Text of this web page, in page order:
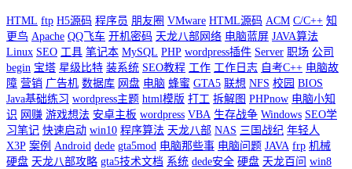
HTML ftp H5源码 程序员 朋友圈 VMware HTML源码 ACM C/C++ 知
更鸟 Apache QQ飞车 开机密码 天龙八部网络 电脑蓝屏 JAVA算法
Linux SEO 工具 笔记本 MySQL PHP wordpress插件 Server 职场 公司
begin 宝塔 星级比特 装系统 SEO教程 工作 工作日志 自考C++ 电脑故
障 营销 广告机 数据库 网盘 电脑 蜂蜜 GTA5 联想 NFS 校园 BIOS
Java基础练习 wordpress主题 html模版 打工 拆解图 PHPnow 电脑小知
识 网赚 游戏想法 安卓主板 wordpress VBA 生存战争 Windows SEO学
习笔记 快速启动 win10 程序算法 天龙八部 NAS 三国战纪 年轻人
X3P 案例 Android dede gta5mod 电脑那些事 电脑问题 JAVA frp 机械
硬盘 天龙八部攻略 gta5技术文档 系统 dede安全 硬盘 天龙百问 win8